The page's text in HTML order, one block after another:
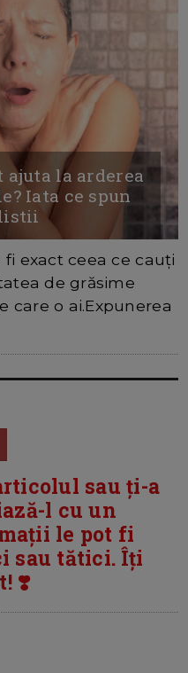
ajuta la arderea
Iata ce spun
exact ceea ce cauți
de grăsime
care o ai.Expunerea
sau ți-a
l cu un
le pot fi
sau tătici. Îți
❣️